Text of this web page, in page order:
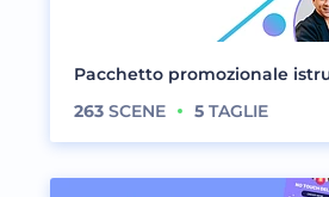
Pacchetto promozionale
263 SCENE 5 TAGLIE